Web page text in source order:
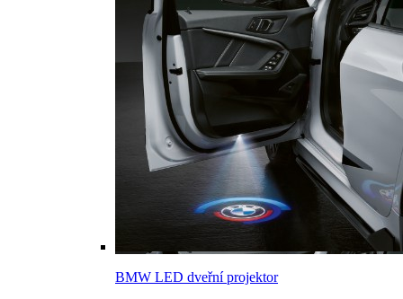
BMW LED dveřní projektor